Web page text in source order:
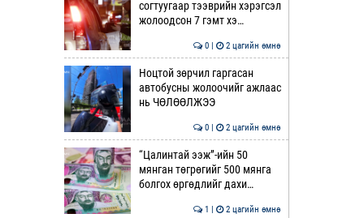
согтуугаар тээврийн хэрэгсэл
жолоодсон 7 гэмт хэ…
0 | 2 цагийн өмнө
Ноцтой зөрчил гаргасан
автобусны жолоочийг ажлаас
нь ЧӨЛӨӨЛЖЭЭ
0 | 2 цагийн өмнө
“Цалинтай ээж”-ийн 50
мянган төгрөгийг 500 мянга
болгох өргөдлийг дахи…
1 | 2 цагийн өмнө